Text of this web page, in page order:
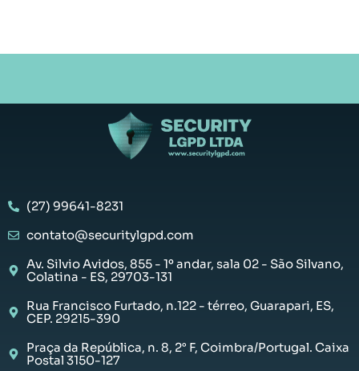
(27) 99641-8231
contato@securitylgpd.com
Av. Silvio Avidos, 855 - 1º andar, sala 02 - São Silvano,
Colatina - ES, 29703-131
Rua Francisco Furtado, n.122 - térreo, Guarapari, ES,
CEP. 29215-390
Praça da República, n. 8, 2° F, Coimbra/Portugal. Caixa
Postal 3150-127